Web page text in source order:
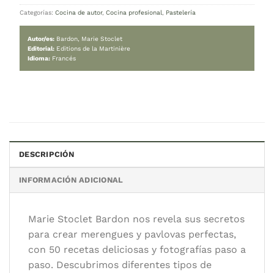
$89.000
Cambiar moneda:
Hay stock
Pavlovas & Meringues cantidad
Categorías:Cocina de autor
Autor/es:Bardon, Marie Stoclet
Idioma:Francés
DESCRIPCIÓN
INFORMACIÓN ADICIONAL
Marie Stoclet Bardon nos revela sus secretos
para crear merengues y pavlovas perfectas,
con 50 recetas deliciosas y fotografías paso a
paso. Descubrimos diferentes tipos de